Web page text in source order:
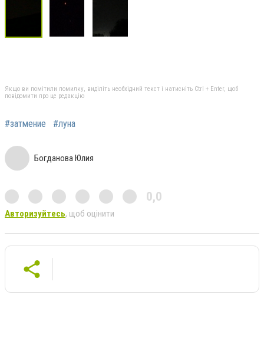
Якщо ви помітили помилку, виділіть необхідний текст і натисніть Ctrl + Enter, щоб
повідомити про це редакцію
#затмение #луна
Богданова Юлия
0,0
Авторизуйтесь, щоб оцінити